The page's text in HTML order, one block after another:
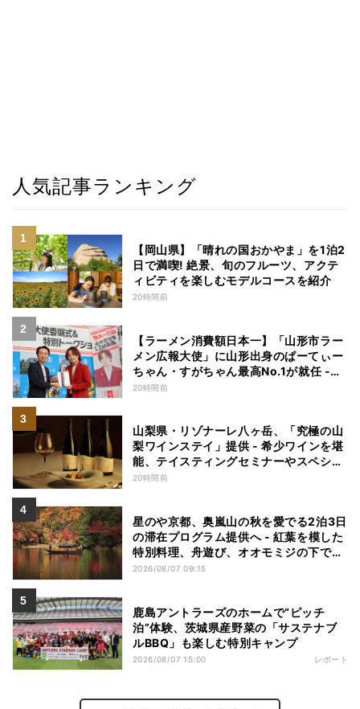
人気記事ランキング
【岡山県】「晴れの国おかやま」を1泊2
日で満喫! 絶景、旬のフルーツ、アクテ
ィビティを楽しむモデルコースを紹介
20時間前
【ラーメン消費額日本一】「山形市ラー
メン広報大使」に山形出身のぱーてぃー
ちゃん・すがちゃん最高No.1が就任 -
「山ラー」の魅力を発信へ
20時間前
山梨県・リゾナーレ八ヶ岳、「究極の山
梨ワインステイ」提供 - 希少ワインを堪
能、テイスティングセミナーやスペシャ
ルディナーも
20時間前
星のや京都、奥嵐山の秋を愛でる2泊3日
の滞在プログラム提供へ - 紅葉を模した
特別料理、舟遊び、オオモミジの下でお
こなう深呼吸など
2026/08/07 09:15
鹿島アントラーズのホームで“ピッチ
泊”体験、茨城県産野菜の「サステナブ
ルBBQ」も楽しむ特別キャンプ
2026/08/07 15:00 レポート